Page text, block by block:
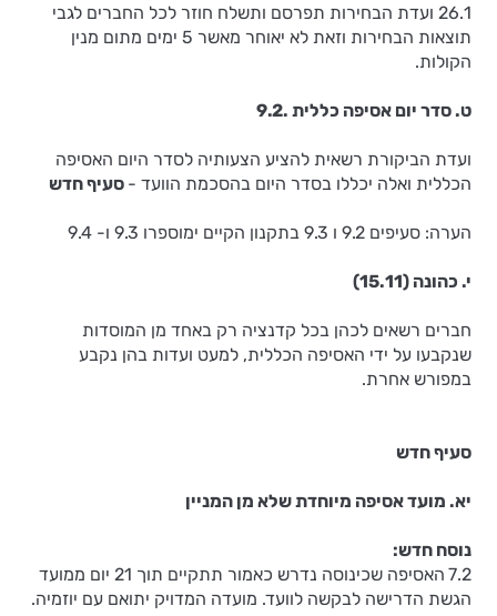
26.1 ועדת הבחירות תפרסם ותשלח חוזר לכל החברים לגבי
תוצאות הבחירות וזאת לא יאוחר מאשר 5 ימים מתום מנין
הקולות.
ט. סדר יום אסיפה כללית .9.2
ועדת הביקורת רשאית להציע הצעותיה לסדר היום האסיפה
הכללית ואלה יכללו בסדר היום בהסכמת הוועד - סעיף חדש
הערה: סעיפים 9.2 ו 9.3 בתקנון הקיים ימוספרו 9.3 ו- 9.4
י. כהונה (15.11)
חברים רשאים לכהן בכל קדנציה רק באחד מן המוסדות
שנקבעו על ידי האסיפה הכללית, למעט ועדות בהן נקבע
במפורש אחרת.
סעיף חדש
יא. מועד אסיפה מיוחדת שלא מן המניין
נוסח חדש:
7.2
האסיפה שכינוסה נדרש כאמור תתקיים תוך 21 יום ממועד
הגשת הדרישה לבקשה לוועד. מועדה המדויק יתואם עם יוזמיה.